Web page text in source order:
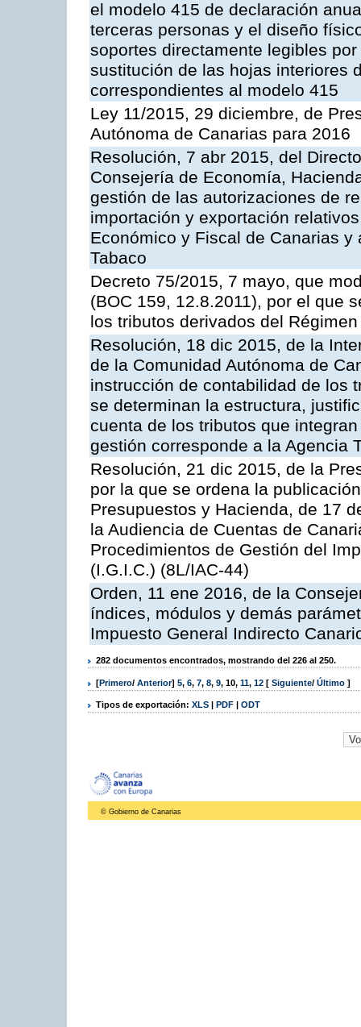
el modelo 415 de declaración
terceras personas y el diseño
soportes directamente legibles
sustitución de las hojas interiores
correspondientes al modelo 415
Ley 11/2015, 29 diciembre, de
Autónoma de Canarias para 2016
Resolución, 7 abr 2015, del
Consejería de Economía,
gestión de las autorizaciones de
importación y exportación
Económico y Fiscal de Canarias
Tabaco
Decreto 75/2015, 7 mayo, que
(BOC 159, 12.8.2011), por el que
los tributos derivados del
Resolución, 18 dic 2015, de la
de la Comunidad Autónoma de
instrucción de contabilidad de los
se determinan la estructura,
cuenta de los tributos que
gestión corresponde a la Agencia
Resolución, 21 dic 2015, de la
por la que se ordena la
Presupuestos y Hacienda, de 17
la Audiencia de Cuentas de
Procedimientos de Gestión del
(I.G.I.C.) (8L/IAC-44)
Orden, 11 ene 2016, de la
índices, módulos y demás
Impuesto General Indirecto
282 documentos encontrados, mostrando del 226 al 250.
[Primero/ Anterior] 5, 6, 7, 8, 9, 10, 11, 12 [ Siguiente/ Último ]
Tipos de exportación: XLS | PDF | ODT
© Gobierno de Canarias